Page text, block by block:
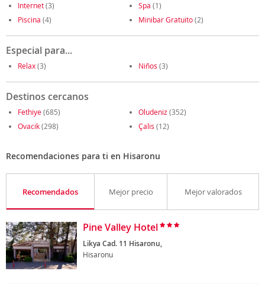
Internet(3) Spa (1)
Piscina (4) Minibar Gratuito(2)
Especial para...
Relax(3) Niños (3)
Destinos cercanos
Fethiye(685) Oludeniz (352)
Ovacik(298) Çalis (12)
Recomendaciones para ti en Hisaronu
Recomendados Mejor precio Mejor valorados
Pine Valley Hotel
Likya Cad. 11 Hisaronu,
Hisaronu